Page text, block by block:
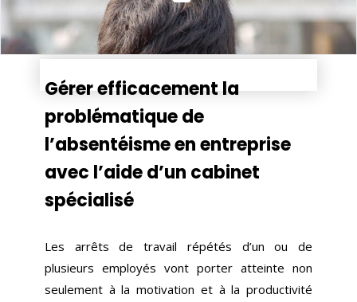
Gérer efficacement la
problématique de
l’absentéisme en entreprise
avec l’aide d’un cabinet
spécialisé
Les arrêts de travail répétés d’un ou de
plusieurs employés vont porter atteinte non
seulement à la motivation et à la productivité